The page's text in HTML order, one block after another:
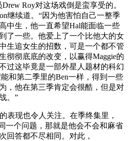
Roy对这场戏倒是蛮享受的。
继续道。“因为他害怕自己一整季
中生，他一直希望Hal能面临一些
了一些。他爱上了一个比他大的女
生追女生的招数，可是一个都不管
彻彻底底的改变，以赢得Maggie的
过这毕竟是一部外星人题材的科幻
和第二季里的Ben一样，得到一些
，他在第三季肯定会很酷，但是对
。”
表现也令人关注。在季终集里，
一个问题，那就是他会不会和麻省
回答都不尽相同。对此，